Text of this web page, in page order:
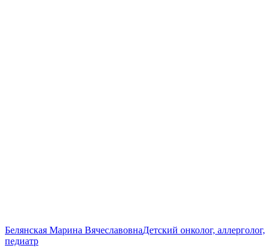
Белянская Марина ВячеславовнаДетский онколог, аллерголог,
педиатр